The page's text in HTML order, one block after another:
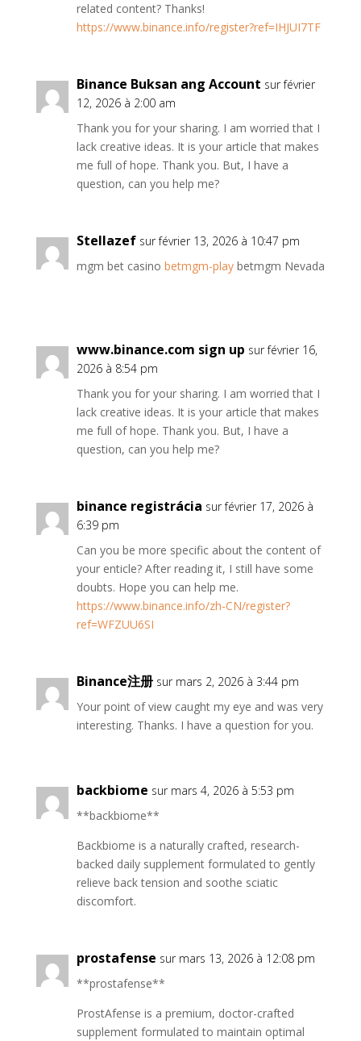
related content? Thanks!
https://www.binance.info/register?ref=IHJUI7TF
Binance Buksan ang Account sur février
12, 2026 à 2:00 am
Thank you for your sharing. I am worried that I
lack creative ideas. It is your article that makes
me full of hope. Thank you. But, I have a
question, can you help me?
Stellazef sur février 13, 2026 à 10:47 pm
mgm bet casino betmgm-playbetmgm Nevada
www.binance.com sign up sur février 16,
2026 à 8:54 pm
Thank you for your sharing. I am worried that I
lack creative ideas. It is your article that makes
me full of hope. Thank you. But, I have a
question, can you help me?
binance registrácia sur février 17, 2026 à
6:39 pm
Can you be more specific about the content of
your enticle? After reading it, I still have some
doubts. Hope you can help me.
https://www.binance.info/zh-CN/register?
ref=WFZUU6SI
Binance注册 sur mars 2, 2026 à 3:44 pm
Your point of view caught my eye and was very
interesting. Thanks. I have a question for you.
backbiome sur mars 4, 2026 à 5:53 pm
**backbiome**
Backbiome is a naturally crafted, research-
backed daily supplement formulated to gently
relieve back tension and soothe sciatic
discomfort.
prostafense sur mars 13, 2026 à 12:08 pm
**prostafense**
ProstAfense is a premium, doctor-crafted
supplement formulated to maintain optimal